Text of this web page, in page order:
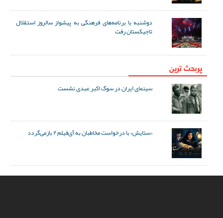
دوشنبه با برنامه‌های فرهنگی به پیشواز سالروز استقلال
تاجیکستان رفت
پربحث ترین
سینمای ایران در سوگ اکبر عبدی نشست
«ستایش» با درخواست مخاطبان به آی‌فیلم ۲ بازمی‌گردد